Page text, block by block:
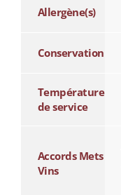
Allergène(s)
Conservation
Température
de service
Accords Mets
Vins